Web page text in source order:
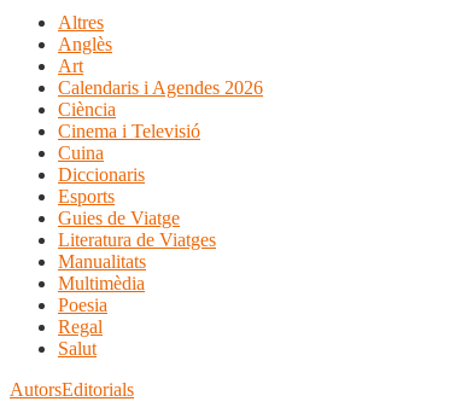
Altres
Anglès
Art
Calendaris i Agendes 2026
Ciència
Cinema i Televisió
Cuina
Diccionaris
Esports
Guies de Viatge
Literatura de Viatges
Manualitats
Multimèdia
Poesia
Regal
Salut
AutorsEditorials